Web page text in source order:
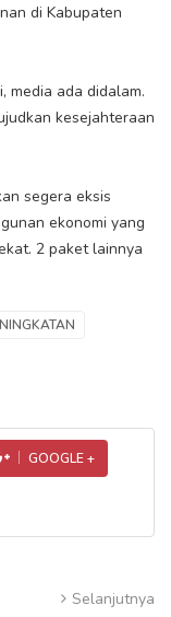
di Kabupaten
media ada didalam.
kesejahteraan
segera eksis
ekonomi yang
2 paket lainnya
GOOGLE +
Selanjutnya